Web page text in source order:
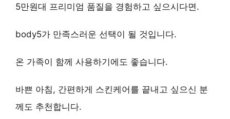
5만원대 프리미엄 품질을 경험하고 싶으시다면.
body5가 만족스러운 선택이 될 것입니다.
온 가족이 함께 사용하기에도 좋습니다.
바쁜 아침, 간편하게 스킨케어를 끝내고 싶으신 분
께도 추천합니다.